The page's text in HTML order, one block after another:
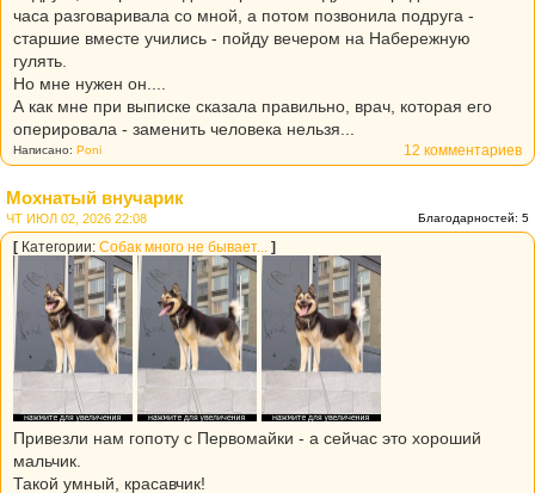
часа разговаривала со мной, а потом позвонила подруга -
старшие вместе учились - пойду вечером на Набережную
гулять.
Но мне нужен он....
А как мне при выписке сказала правильно, врач, которая его
оперировала - заменить человека нельзя...
12 комментариев
Написано: Poni
Мохнатый внучарик
Благодарностей: 5
ЧТ ИЮЛ 02, 2026 22:08
[ Категории: Собак много не бывает... ]
Привезли нам гопоту с Первомайки - а сейчас это хороший
мальчик.
Такой умный, красавчик!